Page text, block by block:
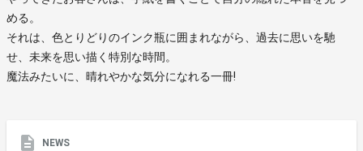
める。
それは、色とりどりのインク瓶に囲まれながら、過去に思いを馳
せ、未来を思い描く特別な時間。
魔法みたいに、晴れやかな気分になれる一冊!
NEWS